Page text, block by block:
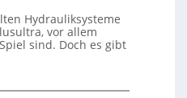
Hydrauliksysteme
vor allem
sind. Doch es gibt